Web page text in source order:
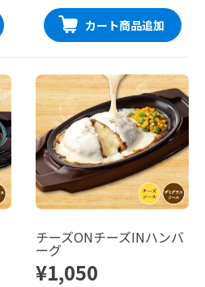
カート商品追加
チーズONチーズINハンバ
ーグ
¥1,050